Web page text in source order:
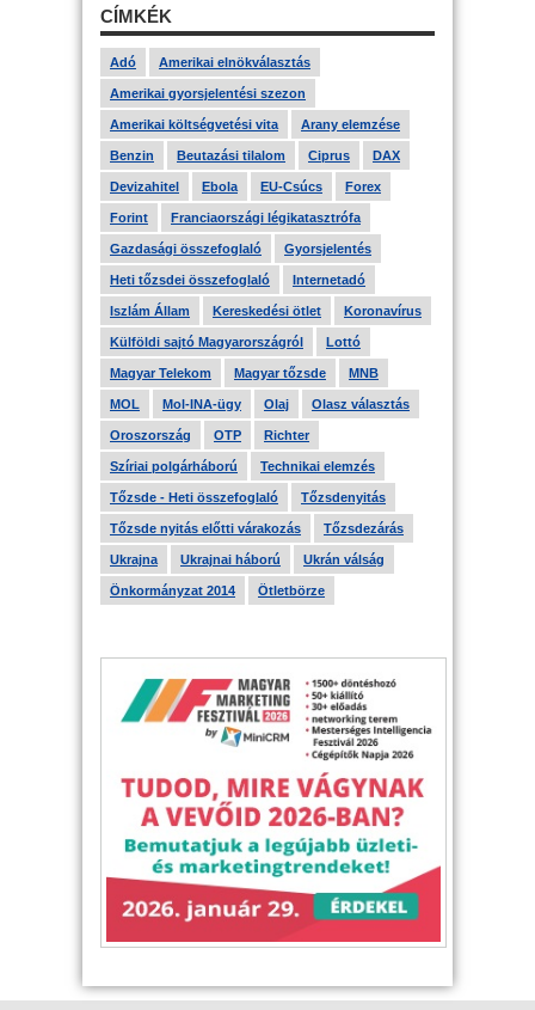
CÍMKÉK
Adó Amerikai elnökválasztás
Amerikai gyorsjelentési szezon
Amerikai költségvetési vita Arany elemzése
Benzin Beutazási tilalom Ciprus DAX
Devizahitel Ebola EU-Csúcs Forex
Forint Franciaországi légikatasztrófa
Gazdasági összefoglaló Gyorsjelentés
Heti tőzsdei összefoglaló Internetadó
Iszlám Állam Kereskedési ötlet Koronavírus
Külföldi sajtó Magyarországról Lottó
Magyar Telekom Magyar tőzsde MNB
MOL Mol-INA-ügy Olaj Olasz választás
Oroszország OTP Richter
Szíriai polgárháború Technikai elemzés
Tőzsde - Heti összefoglaló Tőzsdenyitás
Tőzsde nyitás előtti várakozás Tőzsdezárás
Ukrajna Ukrajnai háború Ukrán válság
Önkormányzat 2014 Ötletbörze